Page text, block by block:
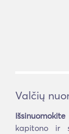
Valčių
kapitono ir